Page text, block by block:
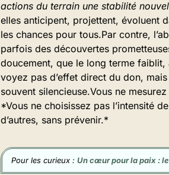
actions du terrain une stabilité
elles anticipent, projettent, évoluent
les chances pour tous.Par contre,
parfois des découvertes
doucement, que le long terme faiblit,
voyez pas d’effet direct du don,
souvent silencieuse.Vous ne
*Vous ne choisissez pas l’intensité
d’autres, sans prévenir.*
Pour les curieux : Un cœur pour la paix :